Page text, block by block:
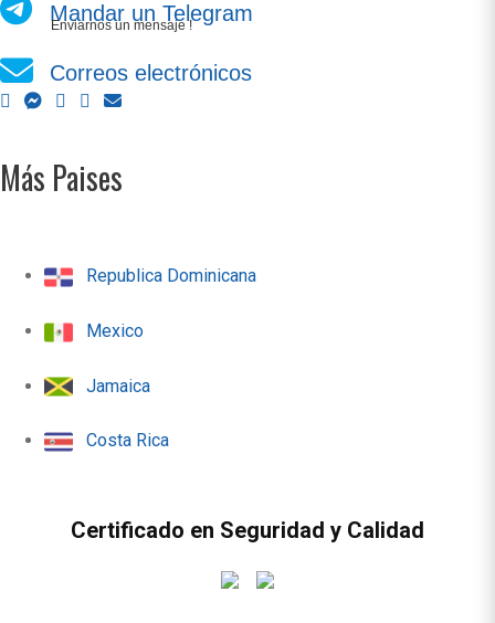
Mandar un Telegram
Enviarnos un mensaje !
Correos electrónicos
Más Paises
Republica Dominicana
Mexico
Jamaica
Costa Rica
Certificado en Seguridad y Calidad